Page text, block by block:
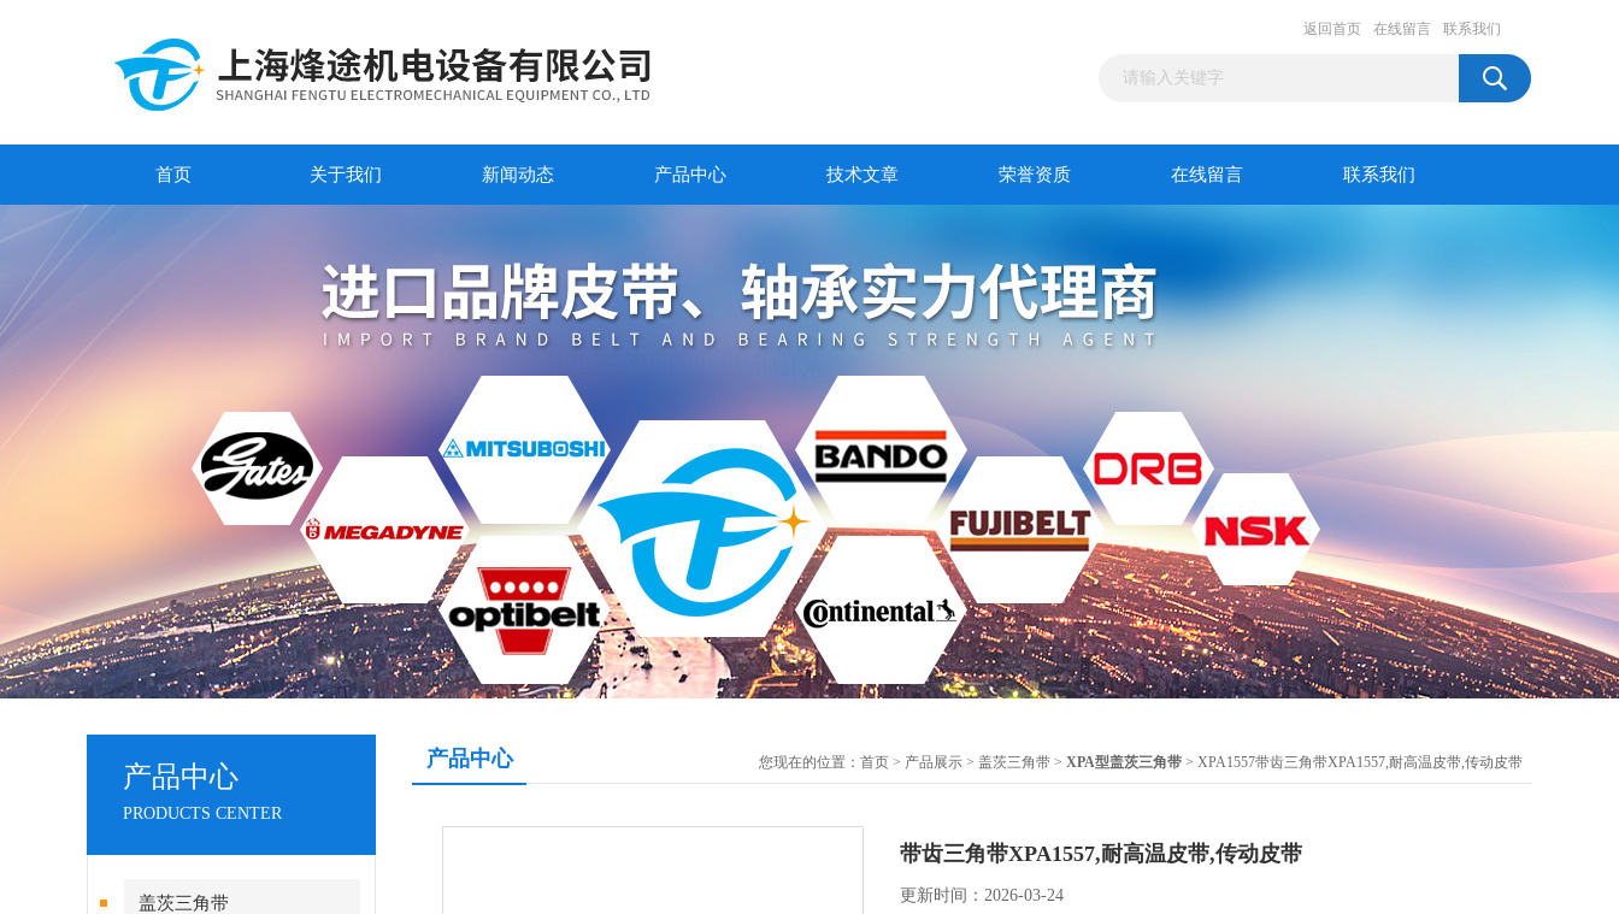
返回首页 在线留言 联系我们
首页 关于我们 新闻动态 产品中心 技术文章 荣誉资质 在线留言 联系我们
产品中心
PRODUCTS CENTER
盖茨三角带
产品中心 您现在的位置： 首页 > 产品展示 > 盖茨三角带 > XPA型盖茨三角带 > XPA1557带齿三角带XPA1557,耐高温皮带,传动皮带
带齿三角带XPA1557,耐高温皮带,传动皮带
更新时间：2026-03-24